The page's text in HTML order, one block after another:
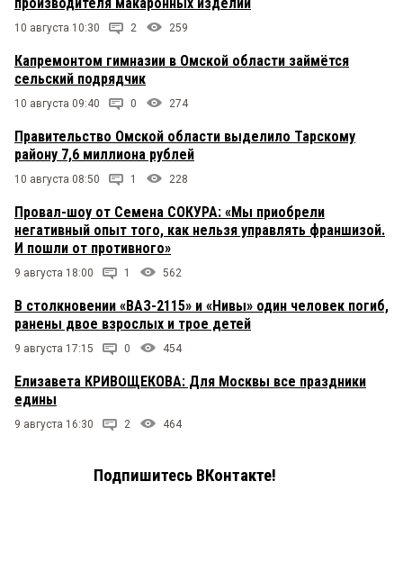
10 августа 10:30 2 259
Капремонтом гимназии в Омской области займётся
сельский подрядчик
10 августа 09:40 0 274
Правительство Омской области выделило Тарскому
району 7,6 миллиона рублей
10 августа 08:50 1 228
Провал-шоу от Семена СОКУРА: «Мы приобрели
негативный опыт того, как нельзя управлять франшизой.
И пошли от противного»
9 августа 18:00 1 562
В столкновении «ВАЗ-2115» и «Нивы» один человек погиб,
ранены двое взрослых и трое детей
9 августа 17:15 0 454
Елизавета КРИВОЩЕКОВА: Для Москвы все праздники
едины
9 августа 16:30 2 464
Подпишитесь ВКонтакте!